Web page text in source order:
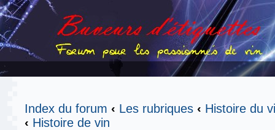
Index du forum ‹ Les rubriques ‹ Histoire du
‹ Histoire de vin